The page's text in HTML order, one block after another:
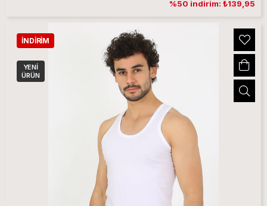
%50 indirim: ₺139,95
İNDIRIM
YENI
ÜRÜN